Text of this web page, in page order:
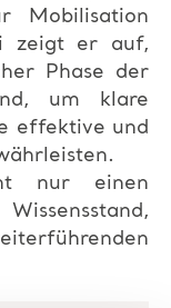
Mobilisation
zeigt er auf,
Phase der
um klare
effektive und
nur einen